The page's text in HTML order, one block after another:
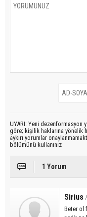
UYARI: Yeni dezenformasyon
göre; kişilik haklarına yönelik
aykırı yorumlar
bölümünü kullanınız
1 Yorum
Sirius
Beter ol